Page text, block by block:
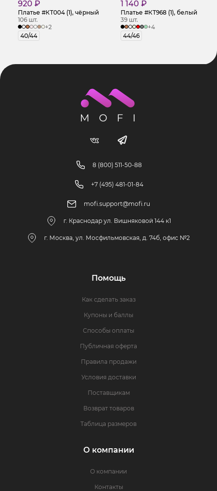
920 ₽
Платье #КТ004 (1), чёрный
106 шт.
+2
40/44
1 140 ₽
Платье #КТ968 (1), белый
39 шт.
+4
44/46
8 (800) 511-50-88
+7 (495) 481-01-84
mofi.support@mofi.ru
г. Краснодар ул. Вишняковой 144 к1
г. Москва, ул. Мосфильмовская, д. 74б, офис №2
Помощь
Как сделать заказ
Купоны и баллы
Способы оплаты
Публичная оферта
Правила продажи
Условия доставки
Поставщикам
Возврат товаров
Таблица размеров
О компании
О компании
Контакты